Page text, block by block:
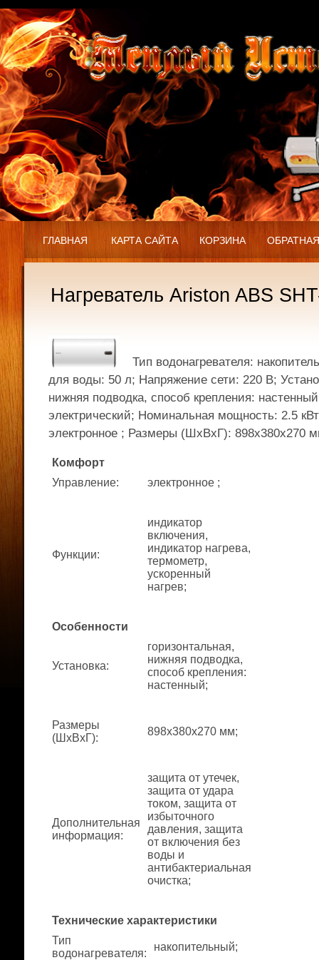
ГЛАВНАЯ КАРТА САЙТА КОРЗИНА
Нагреватель Ariston ABS
Тип водонагревателя:
для воды: 50 л; Напряжение сети: 220 В;
нижняя подводка, способ крепления:
электрический; Номинальная мощность: 2.5
электронное ; Размеры (ШхВхГ): 898x380x270
Комфорт
Управление: электронное ;
Функции:
индикатор
включения,
индикатор нагрева,
термометр,
ускоренный
нагрев;
Особенности
Установка:
горизонтальная,
нижняя подводка,
способ крепления:
настенный;
Размеры
(ШхВхГ):
898x380x270 мм;
Дополнительная
информация:
защита от утечек,
защита от удара
током, защита от
избыточного
давления, защита
от включения без
воды и
антибактериальная
очистка;
Технические характеристики
Тип
водонагревателя:
накопительный;